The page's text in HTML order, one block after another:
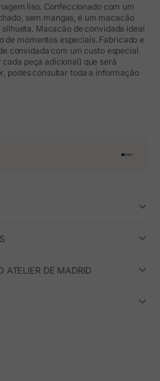
liso. Confeccionado com um
sem mangas, é um macacão
Macacão de convidada ideal
de momentos especiais. Fabricado e
convidada com um custo especial
peça adicional) que será
podes consultar toda a informação
Ir para o
Ir para
Ir para
Ir para
ATELIER DE MADRID